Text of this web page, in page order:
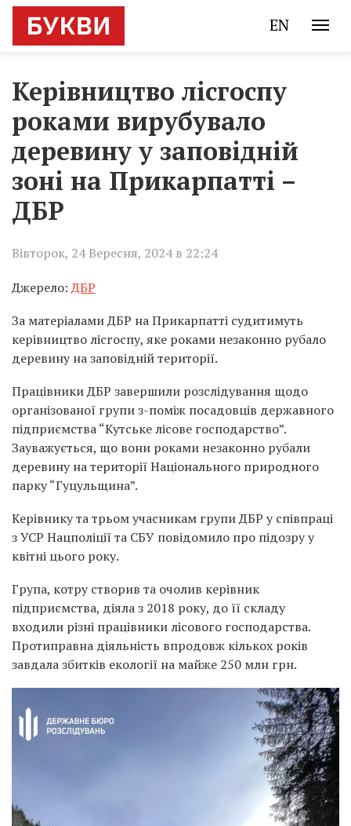
EN
Керівництво лісгоспу
роками вирубувало
деревину у заповідній
зоні на Прикарпатті –
ДБР
Вівторок, 24 Вересня, 2024 в 22:24
Джерело:ДБР
За матеріалами ДБР на Прикарпатті судитимуть
керівництво лісгоспу, яке роками незаконно рубало
деревину на заповідній території.
Працівники ДБР завершили розслідування щодо
організованої групи з-поміж посадовців державного
підприємства “Кутське лісове господарство”.
Зауважується, що вони роками незаконно рубали
деревину на території Національного природного
парку “Гуцульщина”.
Керівнику та трьом учасникам групи ДБР у співпраці
з УСР Нацполіції та СБУ повідомило про підозру у
квітні цього року.
Група, котру створив та очолив керівник
підприємства, діяла з 2018 року, до її складу
входили різні працівники лісового господарства.
Протиправна діяльність впродовж кількох років
завдала збитків екології на майже 250 млн грн.